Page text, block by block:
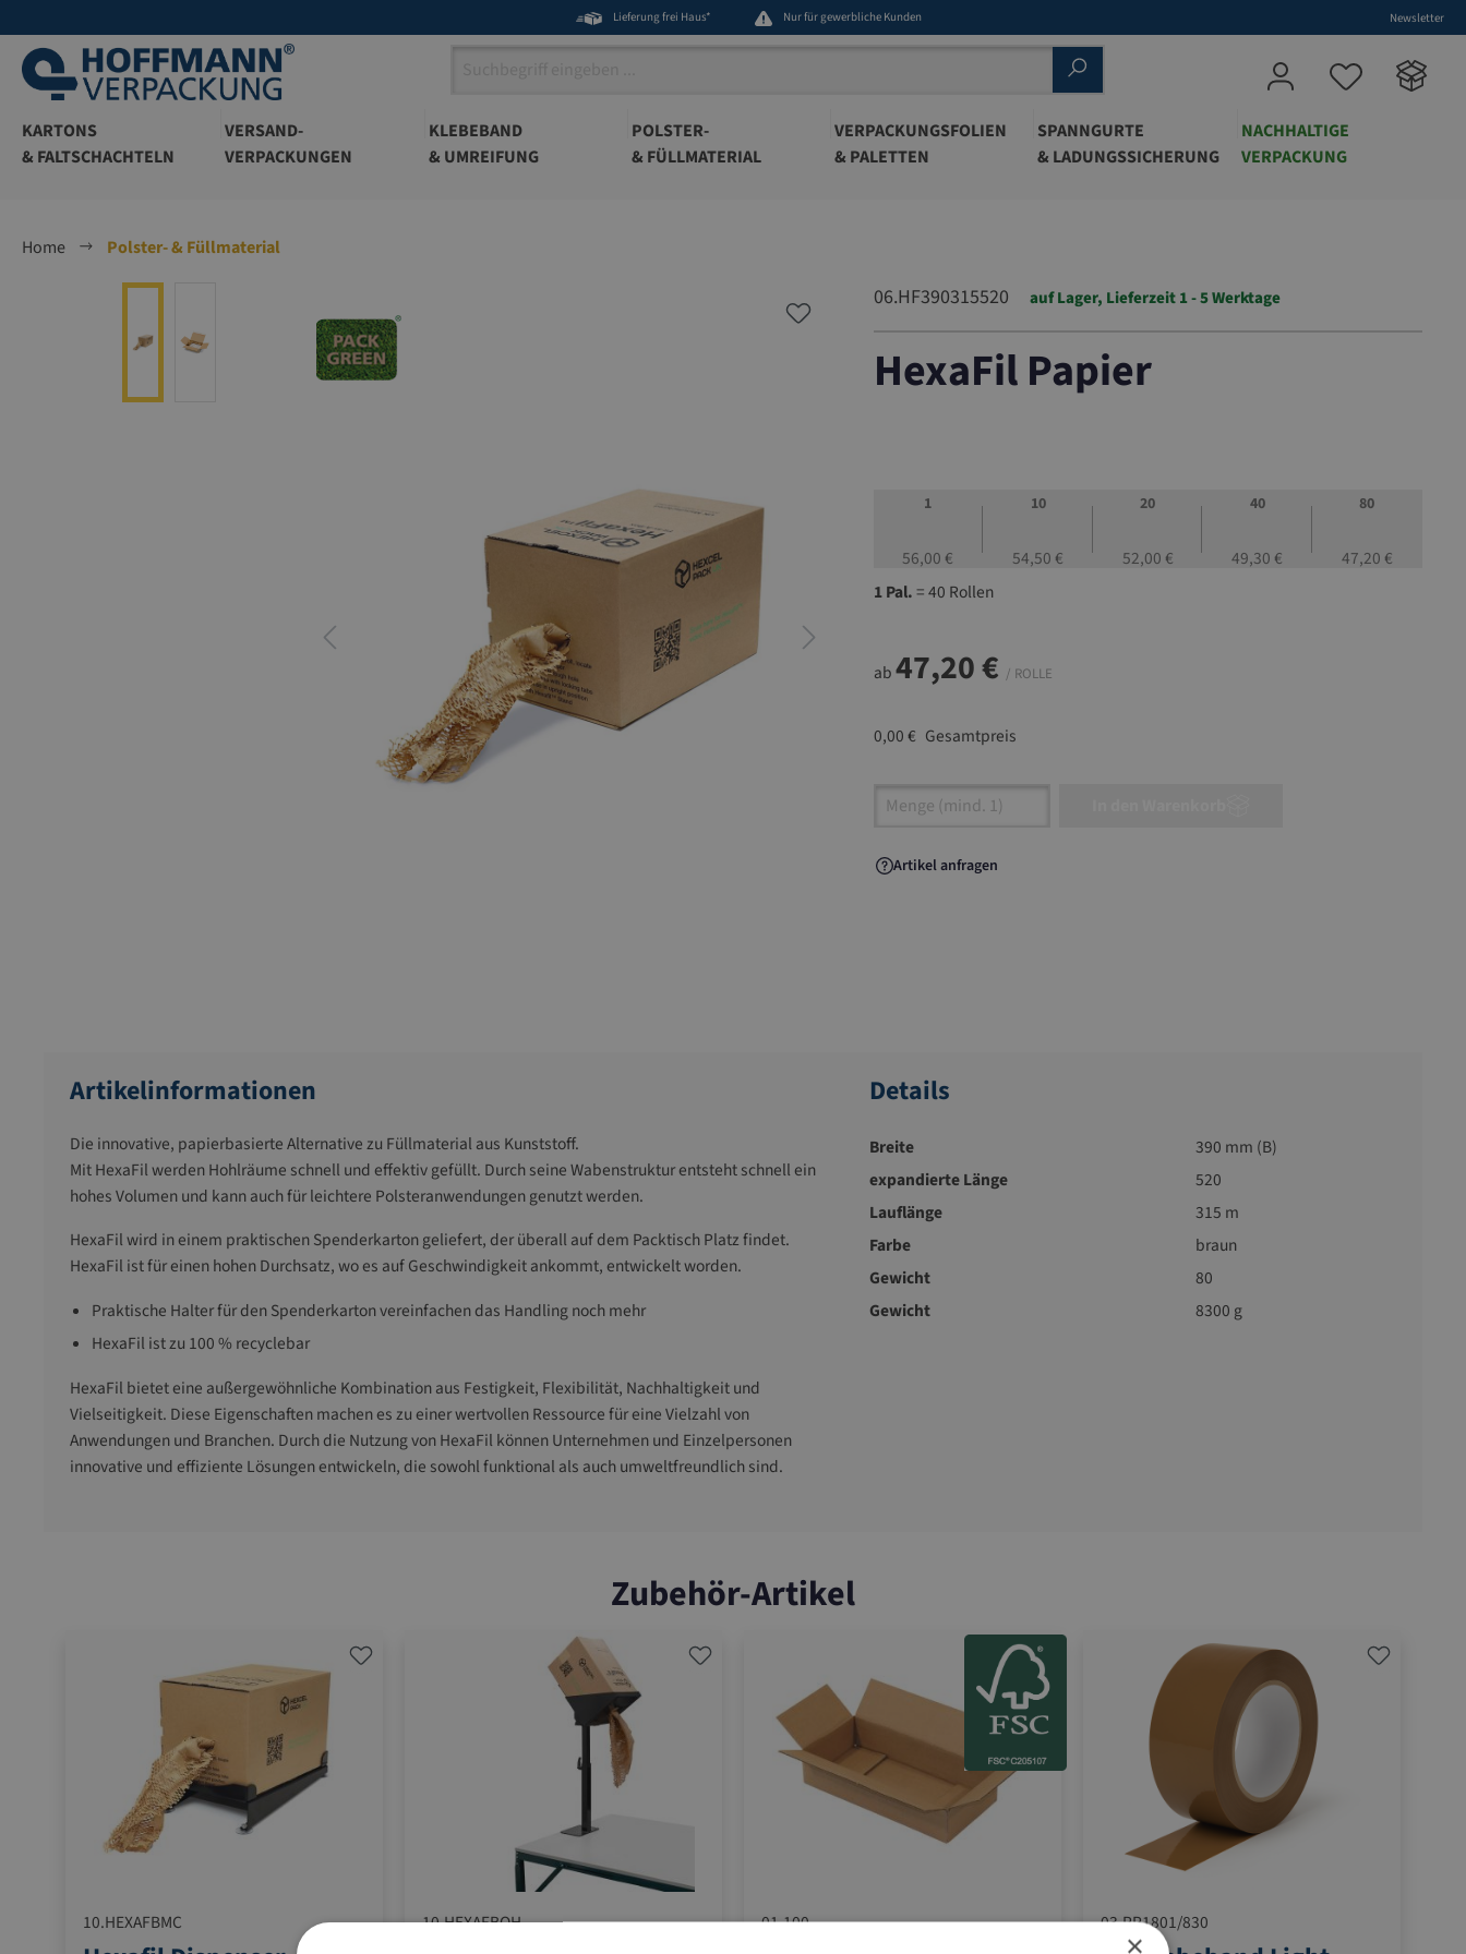
Lieferung frei Haus* Nur für gewerbliche Kunden Newsletter
KARTONS
& FALTSCHACHTELN
VERSAND-
VERPACKUNGEN
KLEBEBAND
& UMREIFUNG
POLSTER-
& FÜLLMATERIAL
VERPACKUNGSFOLIEN
& PALETTEN
SPANNGURTE
& LADUNGSSICHERUNG
NACHHALTIGE
VERPACKUNG
Home
Polster- & Füllmaterial
Bildergalerie überspringen
06.HF390315520 auf Lager, Lieferzeit 1 - 5 Werktage
HexaFil Papier
1
56,00 €
10
54,50 €
20
52,00 €
40
49,30 €
80
47,20 €
1 Pal.= 40 Rollen
ab47,20 € / ROLLE
0,00 € Gesamtpreis
Artikel Anzahl: Gib den gewünschten Wert ein oder
Artikel anfragen
Artikelinformationen
Die innovative, papierbasierte Alternative zu Füllmaterial aus Kunststoff.
Mit HexaFil werden Hohlräume schnell und effektiv gefüllt. Durch seine Wabenstruktur entsteht schnell ein
hohes Volumen und kann auch für leichtere Polsteranwendungen genutzt werden.
HexaFil wird in einem praktischen Spenderkarton geliefert, der überall auf dem Packtisch Platz findet.
HexaFil ist für einen hohen Durchsatz, wo es auf Geschwindigkeit ankommt, entwickelt worden.
Praktische Halter für den Spenderkarton vereinfachen das Handling noch mehr
HexaFil ist zu 100 % recyclebar
HexaFil bietet eine außergewöhnliche Kombination aus Festigkeit, Flexibilität, Nachhaltigkeit und
Vielseitigkeit. Diese Eigenschaften machen es zu einer wertvollen Ressource für eine Vielzahl von
Anwendungen und Branchen. Durch die Nutzung von HexaFil können Unternehmen und Einzelpersonen
innovative und effiziente Lösungen entwickeln, die sowohl funktional als auch umweltfreundlich sind.
Details
Breite
390 mm (B)
expandierte Länge
520
Lauflänge
315 m
Farbe
braun
Gewicht
80
Gewicht
8300 g
Zubehör-Artikel
10.HEXAFBMC 10.HEXAFBOH 01.100 03.PP1801/830
×